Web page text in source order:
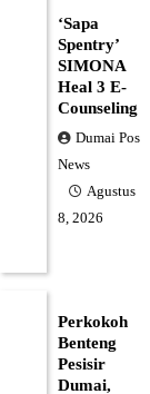
‘Sapa
Spentry’
SIMONA
Heal 3 E-
Counseling
Dumai Pos
News
Agustus
8, 2026
Perkokoh
Benteng
Pesisir
Dumai,